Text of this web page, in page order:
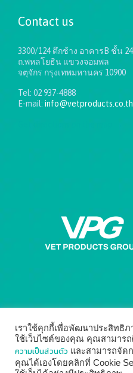
Contact us
3300/124 ตึกช้าง อาคารB ชั้น 24
ถ.พหลโยธิน แขวงจอมพล
จตุจักร กรุงเทพมหานคร 10900
Tel: 02 937-4888
E-mail: info@vetproducts.co.th
เราใช้คุกกี้เพื่อพัฒนาประสิทธิ
ใช้เว็บไซต์ของคุณ คุณสามารถ
ความเป็นส่วนตัว และสามารถจัด
คุณได้เองโดยคลิกที่ Cookie